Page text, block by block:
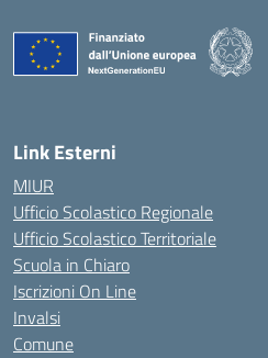
Link Esterni
MIUR
Ufficio Scolastico Regionale
Ufficio Scolastico Territoriale
Scuola in Chiaro
Iscrizioni On Line
Invalsi
Comune